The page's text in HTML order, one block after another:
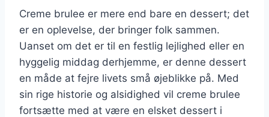
Creme brulee er mere end bare en dessert; det
er en oplevelse, der bringer folk sammen.
Uanset om det er til en festlig lejlighed eller en
hyggelig middag derhjemme, er denne dessert
en måde at fejre livets små øjeblikke på. Med
sin rige historie og alsidighed vil creme brulee
fortsætte med at være en elsket dessert i